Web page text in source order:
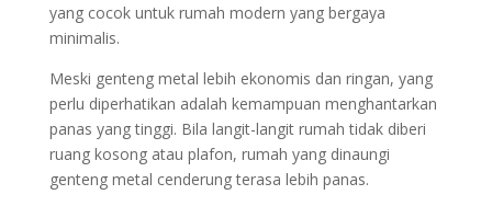
yang cocok untuk rumah modern yang bergaya
minimalis.
Meski genteng metal lebih ekonomis dan ringan, yang
perlu diperhatikan adalah kemampuan menghantarkan
panas yang tinggi. Bila langit-langit rumah tidak diberi
ruang kosong atau plafon, rumah yang dinaungi
genteng metal cenderung terasa lebih panas.